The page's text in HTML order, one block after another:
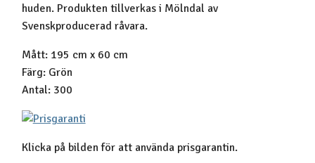
huden. Produkten tillverkas i Mölndal av
Svenskproducerad råvara.
Mått: 195 cm x 60 cm
Färg: Grön
Antal: 300
Klicka på bilden för att använda prisgarantin.